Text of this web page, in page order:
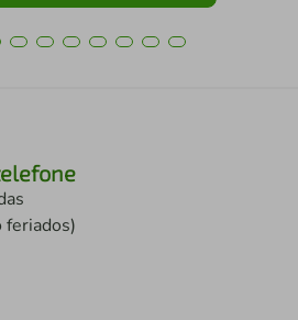
feriados)